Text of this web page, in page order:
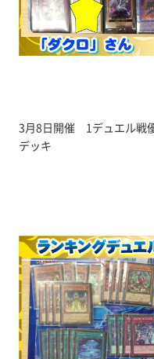
3月8日開催 1デュエル戦
デッキ